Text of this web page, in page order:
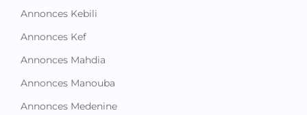
Annonces Kebili
Annonces Kef
Annonces Mahdia
Annonces Manouba
Annonces Medenine